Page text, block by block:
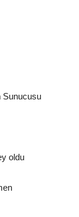
Sunucusu
oldu